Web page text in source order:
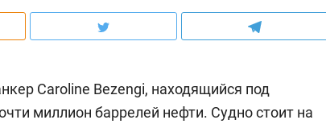
Caroline Bezengi, находящийся под
миллион баррелей нефти. Судно стоит на